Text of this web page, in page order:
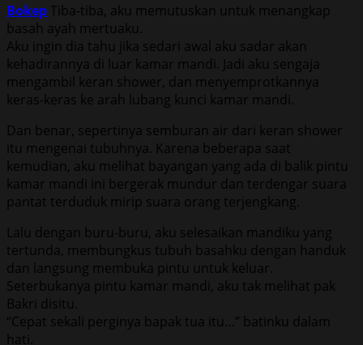
Bokep Tiba-tiba, aku memutuskan untuk menangkap
basah ayah mertuaku.
Aku ingin dia tahu jika sedari awal aku sadar akan
kehadirannya di luar kamar mandi. Jadi aku sengaja
mengambil keran shower, dan menyemprotkannya
keras-keras ke arah lubang kunci kamar mandi.
Dan benar, sepertinya semburan air dari keran shower
itu mengenai tubuhnya. Karena beberapa saat
kemudian, aku melihat bayangan yang ada di balik pintu
kamar mandi ini bergerak mundur dan terdengar suara
pantat terduduk mirip suara orang terjengkang.
Lalu dengan buru-buru, aku selesaikan mandiku yang
tertunda, membungkus tubuh basahku dengan handuk
dan langsung membuka pintu untuk keluar.
Seterbukanya pintu kamar mandi, aku tak melihat pak
Bakri disitu.
“Cepat sekali perginya bapak tua itu…” batinku dalam
hati.